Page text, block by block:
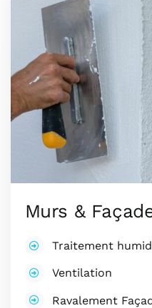
Murs &
Traitement
Ventilation
Ravalement